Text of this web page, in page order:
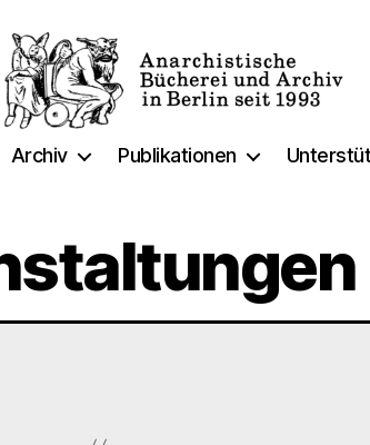
Archiv Publikationen